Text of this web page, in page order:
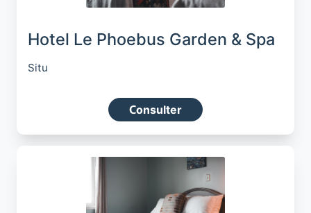
Hotel Le Phoebus Garden & Spa
Situ
Consulter